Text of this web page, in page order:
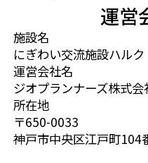
運営
施設名
にぎわい交流施設ハルク
運営会社名
ジオプランナーズ株式会
所在地
〒650-0033
神戸市中央区江戸町104